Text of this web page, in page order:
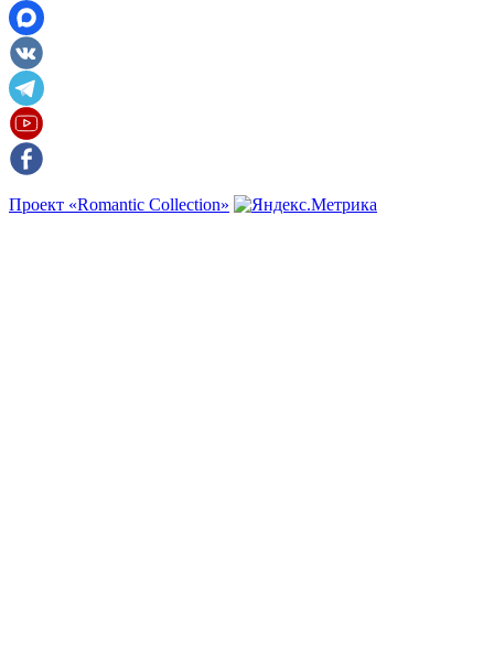
Проект «Romantic Collection»